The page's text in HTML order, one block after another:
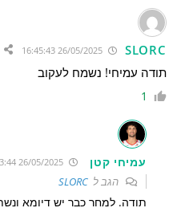
SLORC
תודה עמיחי! נשמח לעקוב
1
עמיחי קטן
הגב לSLORC
תודה. למחר כבר יש דיומא